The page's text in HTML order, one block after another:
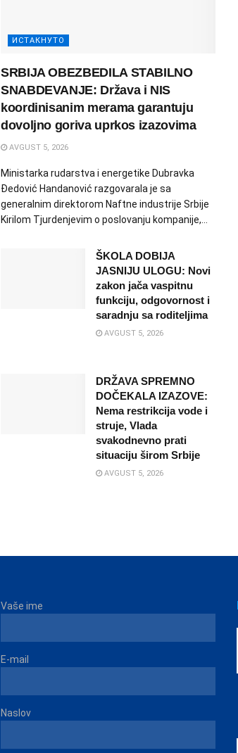
ИСТАКНУТО
SRBIJA OBEZBEDILA STABILNO
SNABDEVANJE: Država i NIS
koordinisanim merama garantuju
dovoljno goriva uprkos izazovima
AVGUST 5, 2026
Ministarka rudarstva i energetike Dubravka
Đedović Handanović razgovarala je sa
generalnim direktorom Naftne industrije Srbije
Kirilom Tjurdenjevim o poslovanju kompanije,...
ŠKOLA DOBIJA
JASNIJU ULOGU: Novi
zakon jača vaspitnu
funkciju, odgovornost i
saradnju sa roditeljima
AVGUST 5, 2026
DRŽAVA SPREMNO
DOČEKALA IZAZOVE:
Nema restrikcija vode i
struje, Vlada
svakodnevno prati
situaciju širom Srbije
AVGUST 5, 2026
Vaše ime
E-mail
Naslov